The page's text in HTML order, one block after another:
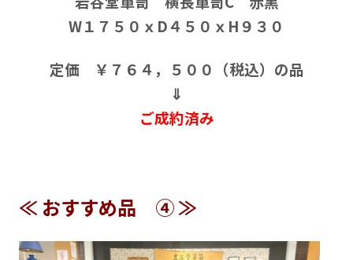
W１７５０ｘD４５０ｘH９３０
定価 ￥７６４，５００（税込）の品
⇓
ご成約済み
≪ おすすめ品 ④ ≫